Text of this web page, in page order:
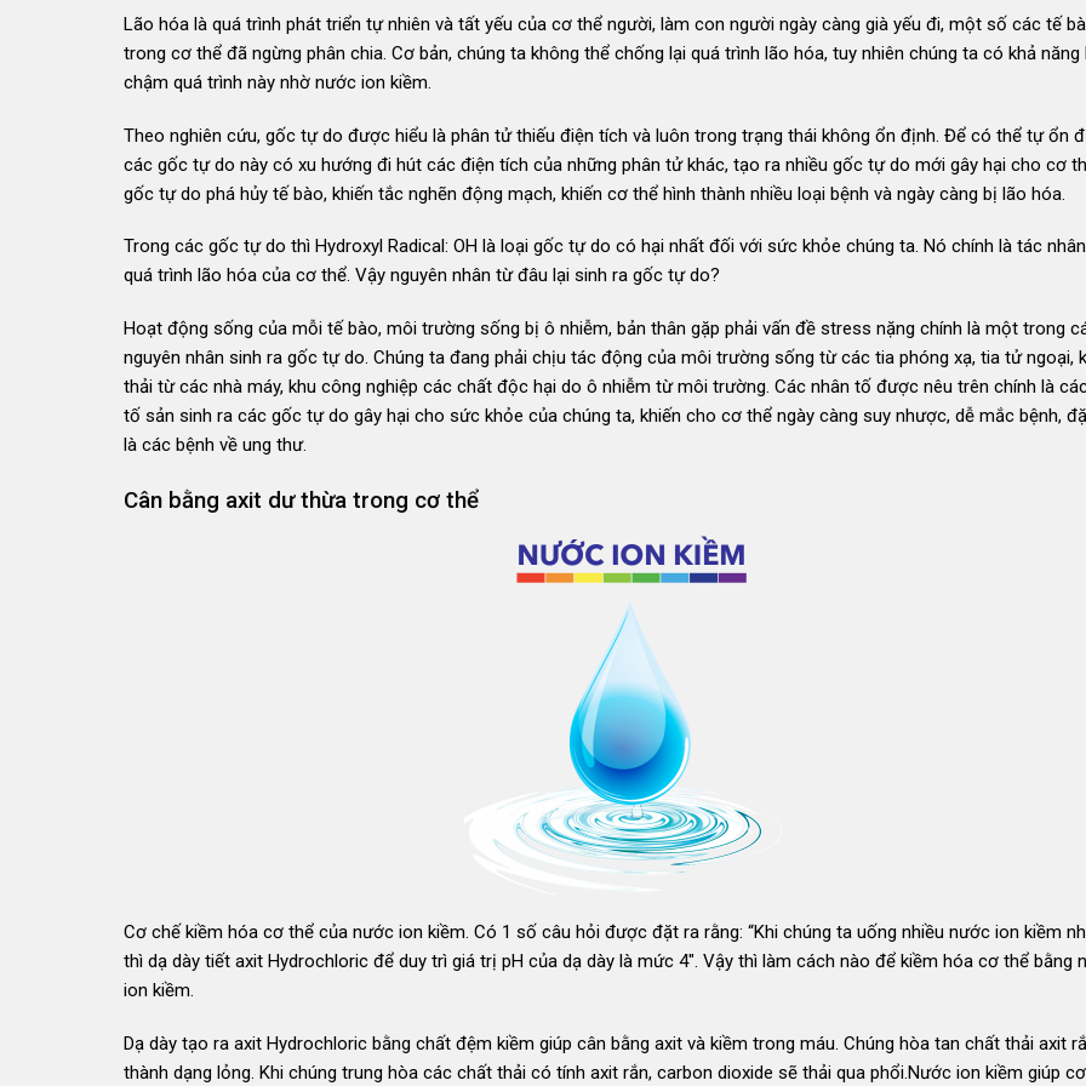
Lão hóa là quá trình phát triển tự nhiên và tất yếu của cơ thể người, làm con người ngày càng già yếu đi, một số các tế
trong cơ thể đã ngừng phân chia. Cơ bản, chúng ta không thể chống lại quá trình lão hóa, tuy nhiên chúng ta có khả năng
chậm quá trình này nhờ nước ion kiềm.
Theo nghiên cứu, gốc tự do được hiểu là phân tử thiếu điện tích và luôn trong trạng thái không ổn định. Để có thể tự ổn
các gốc tự do này có xu hướng đi hút các điện tích của những phân tử khác, tạo ra nhiều gốc tự do mới gây hại cho cơ
gốc tự do phá hủy tế bào, khiến tắc nghẽn động mạch, khiến cơ thể hình thành nhiều loại bệnh và ngày càng bị lão hóa.
Trong các gốc tự do thì Hydroxyl Radical: OH là loại gốc tự do có hại nhất đối với sức khỏe chúng ta. Nó chính là tác
quá trình lão hóa của cơ thể. Vậy nguyên nhân từ đâu lại sinh ra gốc tự do?
Hoạt động sống của mỗi tế bào, môi trường sống bị ô nhiễm, bản thân gặp phải vấn đề stress nặng chính là một trong
nguyên nhân sinh ra gốc tự do. Chúng ta đang phải chịu tác động của môi trường sống từ các tia phóng xạ, tia tử ngoại,
thải từ các nhà máy, khu công nghiệp các chất độc hại do ô nhiễm từ môi trường. Các nhân tố được nêu trên chính là
tố sản sinh ra các gốc tự do gây hại cho sức khỏe của chúng ta, khiến cho cơ thể ngày càng suy nhược, dễ mắc bệnh,
là các bệnh về ung thư.
Cân bằng axit dư thừa trong cơ thể
Cơ chế kiềm hóa cơ thể của nước ion kiềm. Có 1 số câu hỏi được đặt ra rằng: “Khi chúng ta uống nhiều nước ion kiềm
thì dạ dày tiết axit Hydrochloric để duy trì giá trị pH của dạ dày là mức 4″. Vậy thì làm cách nào để kiềm hóa cơ thể bằng
ion kiềm.
Dạ dày tạo ra axit Hydrochloric bằng chất đệm kiềm giúp cân bằng axit và kiềm trong máu. Chúng hòa tan chất thải axit
thành dạng lỏng. Khi chúng trung hòa các chất thải có tính axit rắn, carbon dioxide sẽ thải qua phổi.Nước ion kiềm giúp